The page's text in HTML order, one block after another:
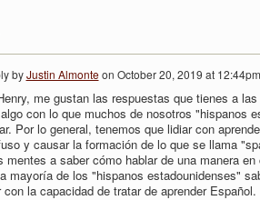
byJustin Almonteon October 20, 2019 at 12:44pm
me gustan las respuestas que tienes a
con lo que muchos de nosotros "hispanos
Por lo general, tenemos que lidiar con
y causar la formación de lo que se llama
mentes a saber cómo hablar de una manera
mayoría de los "hispanos estadounidenses"
con la capacidad de tratar de aprender Español.